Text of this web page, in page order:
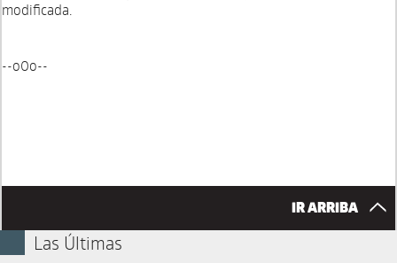
modificada.
--o0o--
IR ARRIBA
Las Últimas